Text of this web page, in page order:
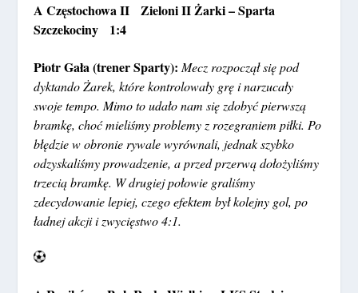
A Częstochowa II Zieloni II Żarki – Sparta
Szczekociny 1:4
Piotr Gała (trener Sparty):Mecz rozpoczął się pod
dyktando Żarek, które kontrolowały grę i narzucały
swoje tempo. Mimo to udało nam się zdobyć pierwszą
bramkę, choć mieliśmy problemy z rozegraniem piłki. Po
błędzie w obronie rywale wyrównali, jednak szybko
odzyskaliśmy prowadzenie, a przed przerwą dołożyliśmy
trzecią bramkę. W drugiej połowie graliśmy
zdecydowanie lepiej, czego efektem był kolejny gol, po
ładnej akcji i zwycięstwo 4:1.